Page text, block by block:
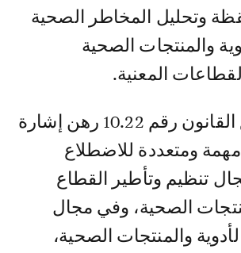
وتحليل المخاطر الصحية
والمنتجات الصحية
المعنية.
ويضع مشروع القانون رقم 10.22 رهن إشارة
مهمة ومتعددة للاضطلاع
تنظيم وتأطير القطاع
الصحية، وفي مجال
والمنتجات الصحية،